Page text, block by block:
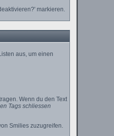
markieren.
aus, um einen
Wenn du den Text
Tags schliessen
Smilies zuzugreifen.